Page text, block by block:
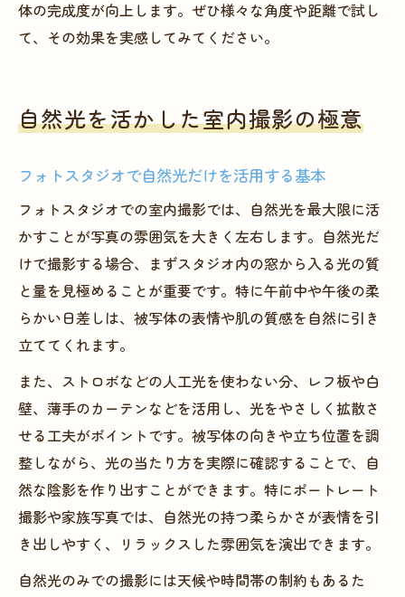
体の完成度が向上します。ぜひ様々な角度や距離で試し
て、その効果を実感してみてください。
自然光を活かした室内撮影の極意
フォトスタジオで自然光だけを活用する基本
フォトスタジオでの室内撮影では、自然光を最大限に活
かすことが写真の雰囲気を大きく左右します。自然光だ
けで撮影する場合、まずスタジオ内の窓から入る光の質
と量を見極めることが重要です。特に午前中や午後の柔
らかい日差しは、被写体の表情や肌の質感を自然に引き
立ててくれます。
また、ストロボなどの人工光を使わない分、レフ板や白
壁、薄手のカーテンなどを活用し、光をやさしく拡散さ
せる工夫がポイントです。被写体の向きや立ち位置を調
整しながら、光の当たり方を実際に確認することで、自
然な陰影を作り出すことができます。特にポートレート
撮影や家族写真では、自然光の持つ柔らかさが表情を引
き出しやすく、リラックスした雰囲気を演出できます。
自然光のみでの撮影には天候や時間帯の制約もあるた